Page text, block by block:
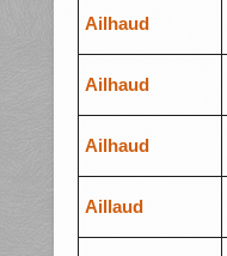
Ailhaud
Ailhaud
Ailhaud
Aillaud